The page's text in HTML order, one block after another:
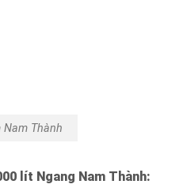
Thành
lít Ngang Nam Thành: